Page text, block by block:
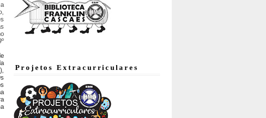
Projetos Extracurriculares